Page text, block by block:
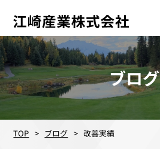
ブログ
TOP ブログ 改善実績